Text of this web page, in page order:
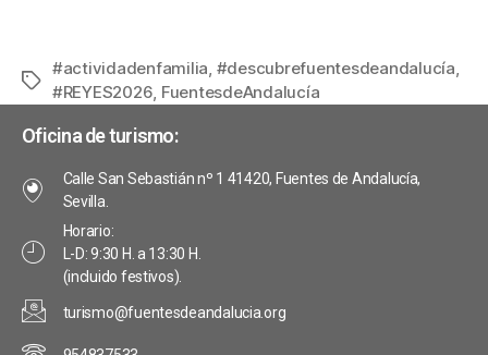
#actividadenfamilia, #descubrefuentesdeandalucía,
#REYES2026, FuentesdeAndalucía
Oficina de turismo:
Calle San Sebastián nº 1 41420, Fuentes de Andalucía,
Sevilla.
Horario:
L-D: 9:30 H. a 13:30 H.
(incluido festivos).
turismo@fuentesdeandalucia.org